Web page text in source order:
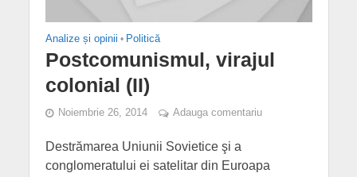
Analize și opinii • Politică
Postcomunismul, virajul
colonial (II)
Noiembrie 26, 2014 Adauga comentariu
Destrămarea Uniunii Sovietice şi a
conglomeratului ei satelitar din Euroapa